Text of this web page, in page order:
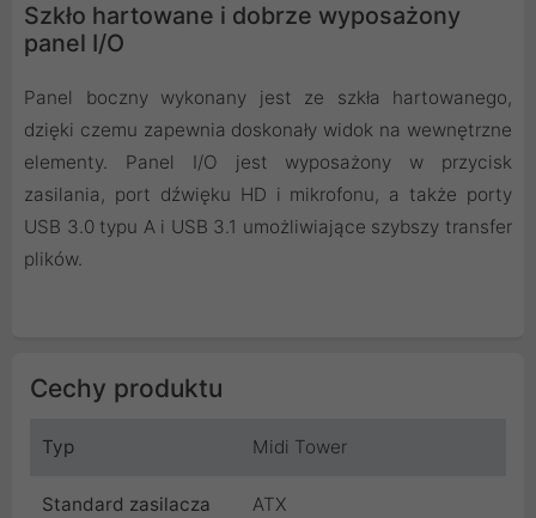
Szkło hartowane i dobrze wyposażony
panel I/O
Panel boczny wykonany jest ze szkła hartowanego,
dzięki czemu zapewnia doskonały widok na wewnętrzne
elementy. Panel I/O jest wyposażony w przycisk
zasilania, port dźwięku HD i mikrofonu, a także porty
USB 3.0 typu A i USB 3.1 umożliwiające szybszy transfer
plików.
Cechy produktu
Typ Midi Tower
Standard zasilacza ATX